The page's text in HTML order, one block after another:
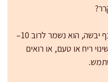
בצנצנת נקייה ובשימוש עם כף יבשה, הוא נשמר לרוב 10–
ריח או טעם, או רואים